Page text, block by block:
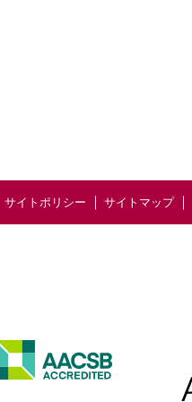
サイトポリシー サイトマップ